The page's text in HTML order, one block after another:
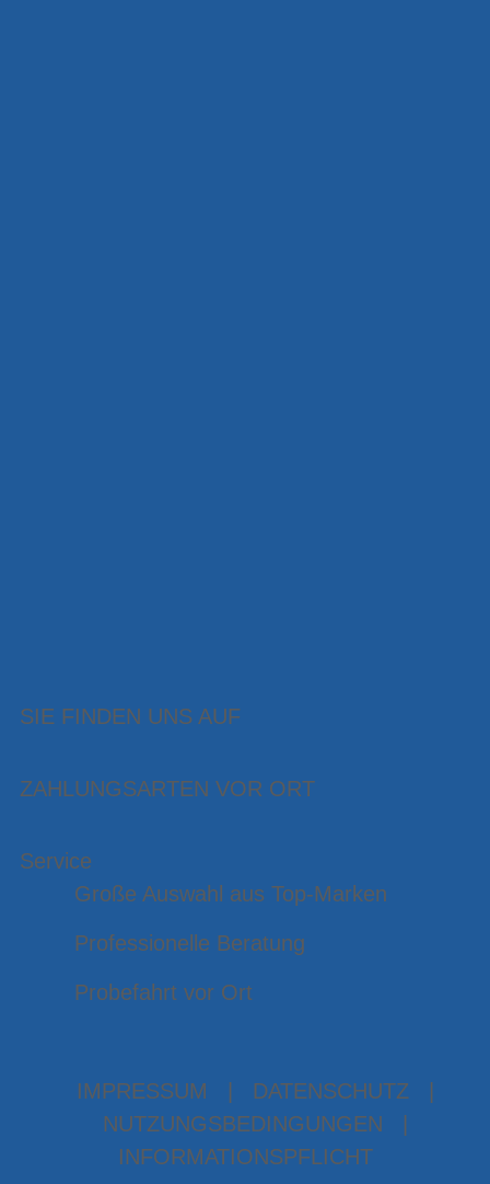
SIE FINDEN UNS AUF
ZAHLUNGSARTEN VOR ORT
Service
Große Auswahl aus Top-Marken
Professionelle Beratung
Probefahrt vor Ort
IMPRESSUM DATENSCHUTZ
NUTZUNGSBEDINGUNGEN
INFORMATIONSPFLICHT